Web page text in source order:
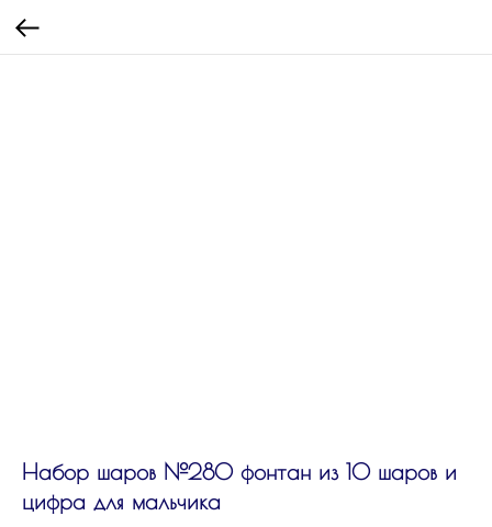
Набор шаров №280 фонтан из 10 шаров и
цифра для мальчика